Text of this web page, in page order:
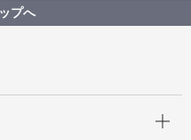
指名競争入札】「外国人就
析業務委託
プへ